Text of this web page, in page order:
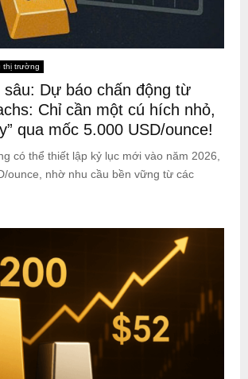
thị trường
sâu: Dự báo chấn động từ
Chỉ cần một cú hích nhỏ,
qua mốc 5.000 USD/ounce!
có thể thiết lập kỷ lục mới vào năm 2026,
ounce, nhờ nhu cầu bền vững từ các